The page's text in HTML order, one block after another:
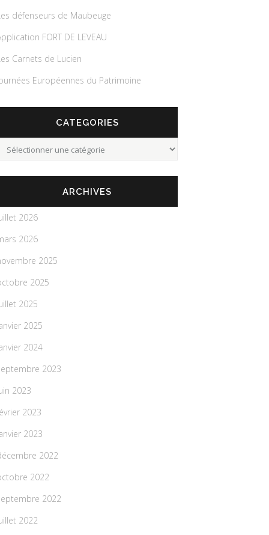
défenseurs de Maubeuge
FORT DE LEVEAU
Carnets de Lucien
Européennes du Patrimoine
CATEGORIES
ARCHIVES
2026
2026
2025
2025
2025
2025
2024
2023
2023
2023
2023
2022
2022
2022
2022